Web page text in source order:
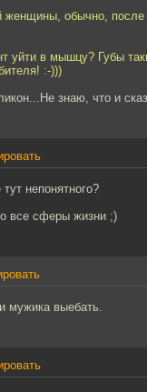
обычно, после
уйти в мышцу? Губы
:-)))
знаю, что и
непонятного?
все сферы жизни ;)
мужика выебать.